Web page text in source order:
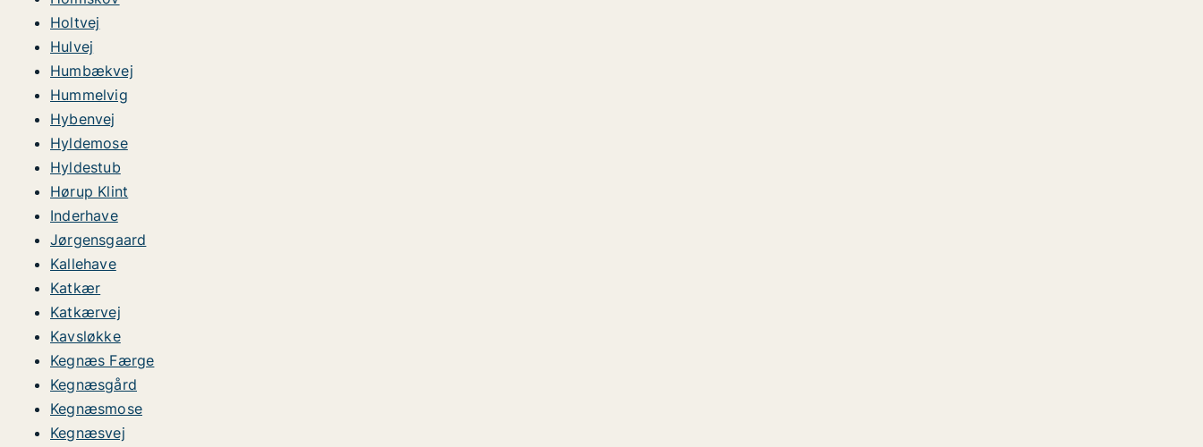
Holtvej
Hulvej
Humbækvej
Hummelvig
Hybenvej
Hyldemose
Hyldestub
Hørup Klint
Inderhave
Jørgensgaard
Kallehave
Katkær
Katkærvej
Kavsløkke
Kegnæs Færge
Kegnæsgård
Kegnæsmose
Kegnæsvej